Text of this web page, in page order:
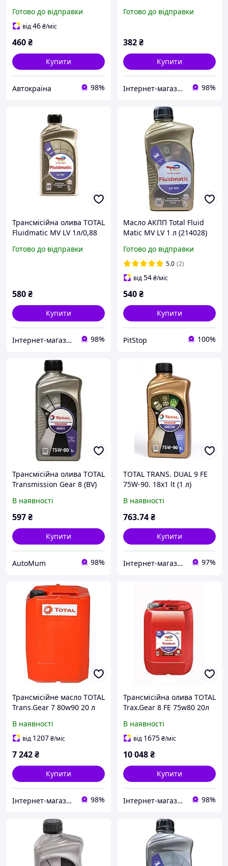
Готово до відправки
від46₴/міс
460₴
Купити
Автокраїна 98%
Готово до відправки
382₴
Купити
Інтернет-магазин BiBiOil 98%
Трансмісiйна олива TOTAL
Fluidmatic MV LV 1л/0,88
Готово до відправки
580₴
Купити
Інтернет-магазин BiBiOil 98%
Масло АКПП Total Fluid
Matic MV LV 1 л (214028)
Готово до відправки
5.0 (2)
від54₴/міс
540₴
Купити
PitStop 100%
Трансмісійна олива TOTAL
Transmission Gear 8 (BV)
В наявності
597₴
Купити
AutoMum 98%
TOTAL TRANS. DUAL 9 FE
75W-90. 18x1 lt (1 л)
В наявності
763.74₴
Купити
Інтернет-магазин "Захід-Авто" 97%
Трансмісійне масло TOTAL
Trans.Gear 7 80w90 20 л
В наявності
від 1207₴/міс
7 242₴
Купити
Інтернет-магазин BiBiOil 98%
Трансмісійна олива TOTAL
Trax.Gear 8 FE 75w80 20л
В наявності
від 1675₴/міс
10 048₴
Купити
Інтернет-магазин BiBiOil 98%